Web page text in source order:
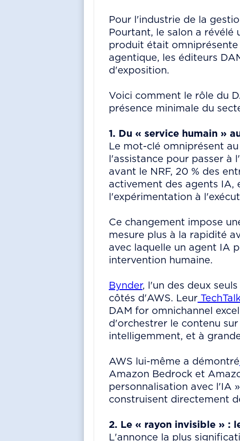
Pour l'industrie de la
Pourtant, le salon a
produit était omniprésente
agentique, les éditeurs
d'exposition.
Voici comment le rôle du
présence minimale du
1. Du « service humain »
Le mot-clé omniprésent
l'assistance pour passer à
avant le NRF, 20 % des
activement des agents IA,
l'expérimentation à
Ce changement impose
mesure plus à la rapidité
avec laquelle un agent IA
intervention humaine.
Bynder, l'un des deux
côtés d'AWS. Leur
DAM for omnichannel
d'orchestrer le contenu
intelligemment, et à
AWS lui-même a démontré
Amazon Bedrock et
personnalisation avec l'IA
construisent directement
2. Le « rayon invisible » :
L'annonce la plus